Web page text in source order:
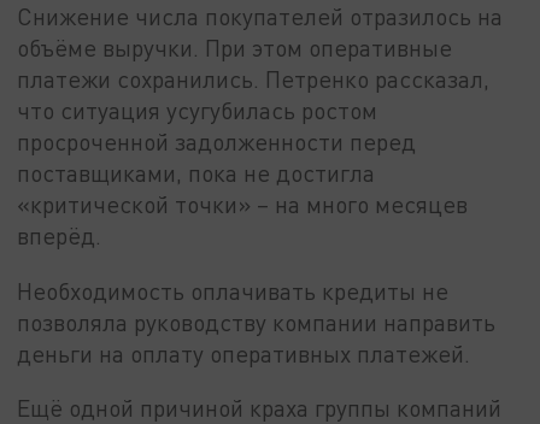
Снижение числа покупателей отразилось на
объёме выручки. При этом оперативные
платежи сохранились. Петренко рассказал,
что ситуация усугубилась ростом
просроченной задолженности перед
поставщиками, пока не достигла
«критической точки» – на много месяцев
вперёд.
Необходимость оплачивать кредиты не
позволяла руководству компании направить
деньги на оплату оперативных платежей.
Ещё одной причиной краха группы компаний